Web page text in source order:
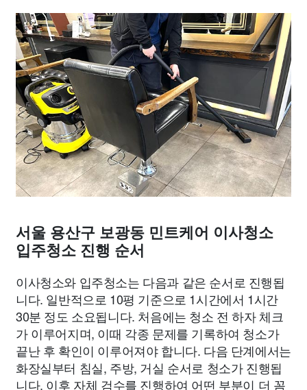
서울 용산구 보광동 민트케어 이사청소
입주청소 진행 순서
이사청소와 입주청소는 다음과 같은 순서로 진행됩
니다. 일반적으로 10평 기준으로 1시간에서 1시간
30분 정도 소요됩니다. 처음에는 청소 전 하자 체크
가 이루어지며, 이때 각종 문제를 기록하여 청소가
끝난 후 확인이 이루어져야 합니다. 다음 단계에서는
화장실부터 침실, 주방, 거실 순서로 청소가 진행됩
니다. 이후 자체 검수를 진행하여 어떤 부분이 더 꼼